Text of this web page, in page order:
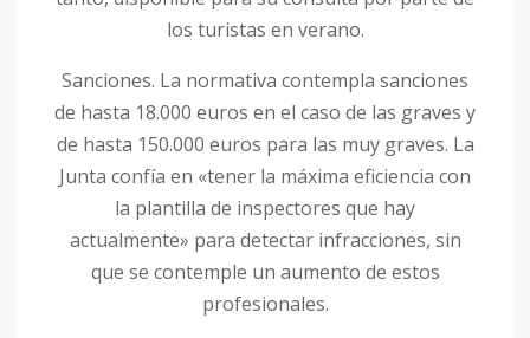
los turistas en verano.
Sanciones. La normativa contempla sanciones
de hasta 18.000 euros en el caso de las graves y
de hasta 150.000 euros para las muy graves. La
Junta confía en «tener la máxima eficiencia con
la plantilla de inspectores que hay
actualmente» para detectar infracciones, sin
que se contemple un aumento de estos
profesionales.